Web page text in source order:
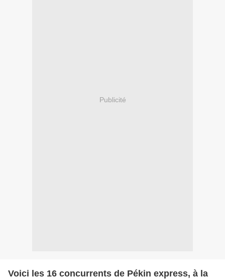
Publicité
Voici les 16 concurrents de Pékin express, à la